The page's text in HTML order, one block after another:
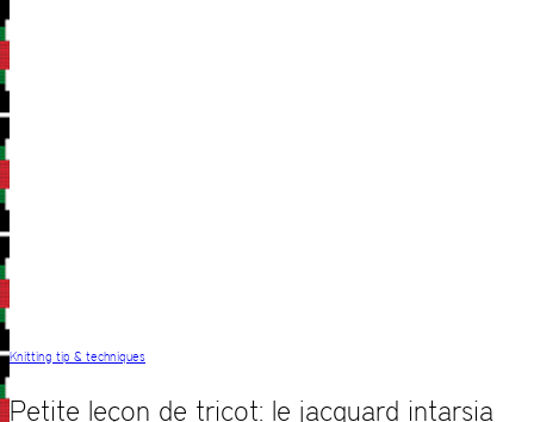
Knitting tip & techniques
Petite leçon de tricot: le jacquard intarsia